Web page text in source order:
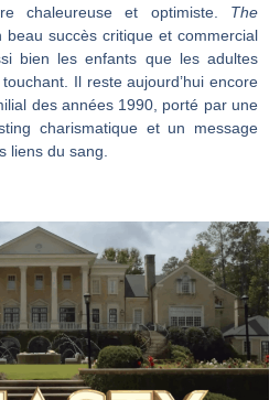
chaleureuse et optimiste. The
beau succès critique et commercial
bien les enfants que les adultes
Il reste aujourd’hui encore
des années 1990, porté par une
charismatique et un message
liens du sang.